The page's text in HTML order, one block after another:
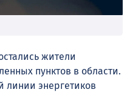
жители
пунктов в области.
линии энергетиков